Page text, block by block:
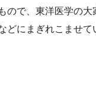
ので、東洋医学の大
どにまぎれこませて